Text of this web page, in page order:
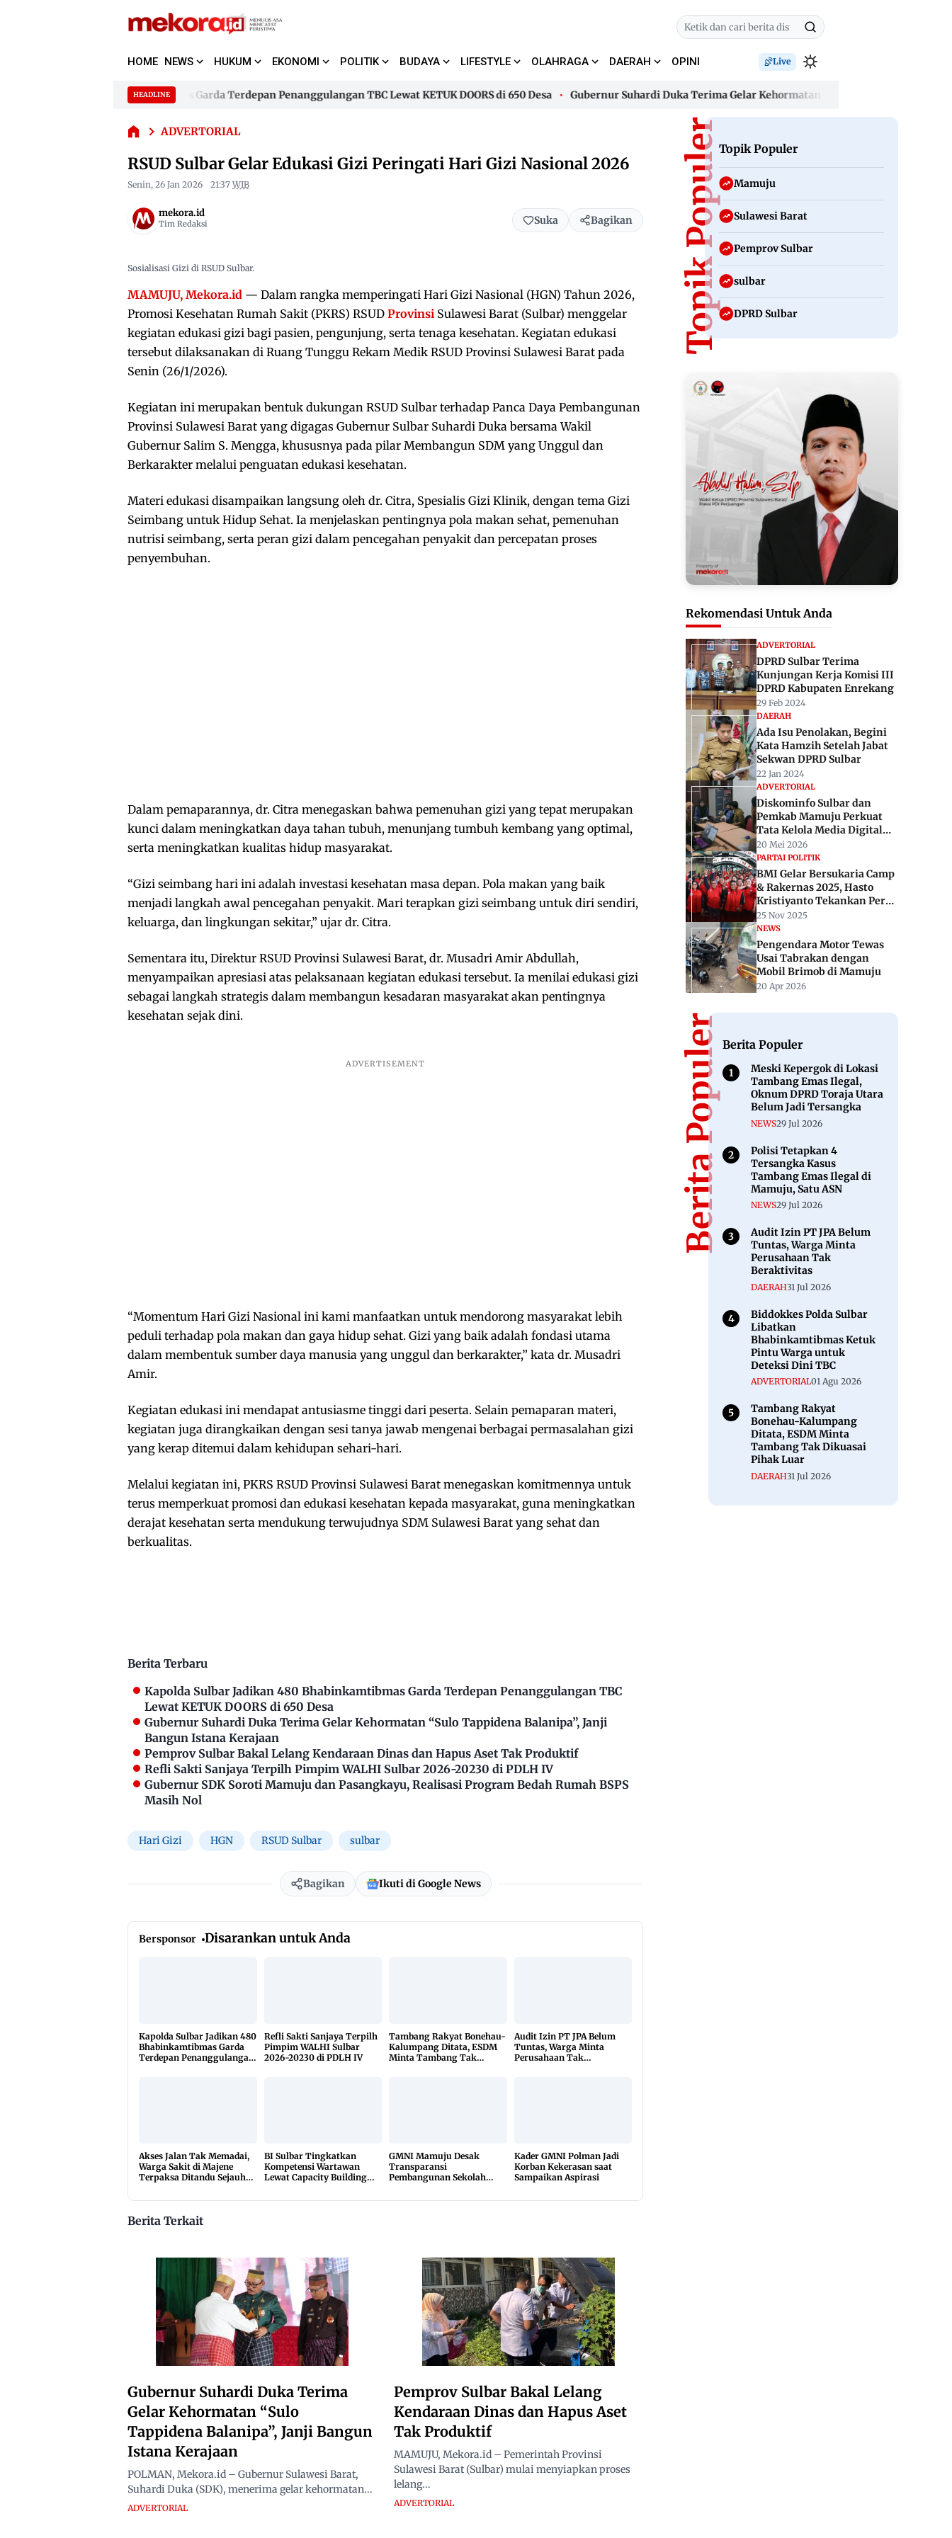
HOME NEWS HUKUM EKONOMI POLITIK BUDAYA LIFESTYLE OLAHRAGA DAERAH OPINI Live
HEADLINE
Jadikan 480 Bhabinkamtibmas Garda Terdepan Penanggulangan TBC Lewat KETUK DOORS di 650 Desa Gubernur Suhardi Duka Terima Gelar Kehormatan “Sulo Tappidena Balanipa”,
Jadikan 480 Bhabinkamtibmas Garda Terdepan Penanggulangan TBC Lewat KETUK DOORS di 650 Desa Gubernur Suhardi Duka Terima Gelar Kehormatan “Sulo Tappidena Balanipa”,
ADVERTORIAL
Sulbar
Gelar
Gizi
Hari Gizi
2026
RSUD Sulbar Gelar Edukasi Gizi Peringati Hari Gizi Nasional 2026
Senin, 26 Jan 2026 21:37 WIB
mekora.id
Tim Redaksi Suka Bagikan
Sosialisasi Gizi di RSUD Sulbar.
MAMUJU, Mekora.id — Dalam rangka memperingati Hari Gizi Nasional (HGN) Tahun 2026,
Promosi Kesehatan Rumah Sakit (PKRS) RSUD Provinsi Sulawesi Barat (Sulbar) menggelar
kegiatan edukasi gizi bagi pasien, pengunjung, serta tenaga kesehatan. Kegiatan edukasi
tersebut dilaksanakan di Ruang Tunggu Rekam Medik RSUD Provinsi Sulawesi Barat pada
Senin (26/1/2026).
Kegiatan ini merupakan bentuk dukungan RSUD Sulbar terhadap Panca Daya Pembangunan
Provinsi Sulawesi Barat yang digagas Gubernur Sulbar Suhardi Duka bersama Wakil
Gubernur Salim S. Mengga, khususnya pada pilar Membangun SDM yang Unggul dan
Berkarakter melalui penguatan edukasi kesehatan.
Materi edukasi disampaikan langsung oleh dr. Citra, Spesialis Gizi Klinik, dengan tema Gizi
Seimbang untuk Hidup Sehat. Ia menjelaskan pentingnya pola makan sehat, pemenuhan
nutrisi seimbang, serta peran gizi dalam pencegahan penyakit dan percepatan proses
penyembuhan.
Dalam pemaparannya, dr. Citra menegaskan bahwa pemenuhan gizi yang tepat merupakan
kunci dalam meningkatkan daya tahan tubuh, menunjang tumbuh kembang yang optimal,
serta meningkatkan kualitas hidup masyarakat.
“Gizi seimbang hari ini adalah investasi kesehatan masa depan. Pola makan yang baik
menjadi langkah awal pencegahan penyakit. Mari terapkan gizi seimbang untuk diri sendiri,
keluarga, dan lingkungan sekitar,” ujar dr. Citra.
Sementara itu, Direktur RSUD Provinsi Sulawesi Barat, dr. Musadri Amir Abdullah,
menyampaikan apresiasi atas pelaksanaan kegiatan edukasi tersebut. Ia menilai edukasi gizi
sebagai langkah strategis dalam membangun kesadaran masyarakat akan pentingnya
kesehatan sejak dini.
“Momentum Hari Gizi Nasional ini kami manfaatkan untuk mendorong masyarakat lebih
peduli terhadap pola makan dan gaya hidup sehat. Gizi yang baik adalah fondasi utama
dalam membentuk sumber daya manusia yang unggul dan berkarakter,” kata dr. Musadri
Amir.
Kegiatan edukasi ini mendapat antusiasme tinggi dari peserta. Selain pemaparan materi,
kegiatan juga dirangkaikan dengan sesi tanya jawab mengenai berbagai permasalahan gizi
yang kerap ditemui dalam kehidupan sehari-hari.
Melalui kegiatan ini, PKRS RSUD Provinsi Sulawesi Barat menegaskan komitmennya untuk
terus memperkuat promosi dan edukasi kesehatan kepada masyarakat, guna meningkatkan
derajat kesehatan serta mendukung terwujudnya SDM Sulawesi Barat yang sehat dan
berkualitas.
Berita Terbaru
Kapolda Sulbar Jadikan 480 Bhabinkamtibmas Garda Terdepan Penanggulangan TBC
Lewat KETUK DOORS di 650 Desa
Gubernur Suhardi Duka Terima Gelar Kehormatan “Sulo Tappidena Balanipa”, Janji
Bangun Istana Kerajaan
Pemprov Sulbar Bakal Lelang Kendaraan Dinas dan Hapus Aset Tak Produktif
Refli Sakti Sanjaya Terpilh Pimpim WALHI Sulbar 2026-20230 di PDLH IV
Gubernur SDK Soroti Mamuju dan Pasangkayu, Realisasi Program Bedah Rumah BSPS
Masih Nol
Hari Gizi HGN RSUD Sulbar sulbar
Bagikan Ikuti di Google News
Bersponsor Disarankan untuk Anda
Kapolda Sulbar Jadikan 480
Bhabinkamtibmas Garda
Terdepan Penanggulangan
Refli Sakti Sanjaya Terpilh
Pimpim WALHI Sulbar
2026-20230 di PDLH IV
Tambang Rakyat Bonehau-
Kalumpang Ditata, ESDM
Minta Tambang Tak
Audit Izin PT JPA Belum
Tuntas, Warga Minta
Perusahaan Tak
Akses Jalan Tak Memadai,
Warga Sakit di Majene
Terpaksa Ditandu Sejauh
BI Sulbar Tingkatkan
Kompetensi Wartawan
Lewat Capacity Building
GMNI Mamuju Desak
Transparansi
Pembangunan Sekolah
Material Dibuka
Kader GMNI Polman Jadi
Korban Kekerasan saat
Sampaikan Aspirasi
Berita Terkait
Gubernur Suhardi Duka Terima
Gelar Kehormatan “Sulo
Tappidena Balanipa”, Janji Bangun
Istana Kerajaan
POLMAN, Mekora.id – Gubernur Sulawesi Barat,
Suhardi Duka (SDK), menerima gelar kehormatan...
ADVERTORIAL
Pemprov Sulbar Bakal Lelang
Kendaraan Dinas dan Hapus Aset
Tak Produktif
MAMUJU, Mekora.id – Pemerintah Provinsi
Sulawesi Barat (Sulbar) mulai menyiapkan proses
lelang...
ADVERTORIAL
Topik PopulerTopik Populer
Mamuju
Sulawesi Barat
Pemprov Sulbar
sulbar
DPRD Sulbar
Rekomendasi Untuk Anda
ADVERTORIAL
DPRD Sulbar Terima
Kunjungan Kerja Komisi III
DPRD Kabupaten Enrekang
29 Feb 2024
DAERAH
Ada Isu Penolakan, Begini
Kata Hamzih Setelah Jabat
Sekwan DPRD Sulbar
22 Jan 2024
ADVERTORIAL
Diskominfo Sulbar dan
Pemkab Mamuju Perkuat
Tata Kelola Media Digital
Pemerintah
20 Mei 2026
PARTAI POLITIK
BMI Gelar Bersukaria Camp
& Rakernas 2025, Hasto
Kristiyanto Tekankan Peran
Strategis Anak Muda
Hadapi Tantangan Zaman
25 Nov 2025
NEWS
Pengendara Motor Tewas
Usai Tabrakan dengan
Mobil Brimob di Mamuju
20 Apr 2026
Berita PopulerBerita Populer
Meski Kepergok di Lokasi
Tambang Emas Ilegal,
Oknum DPRD Toraja Utara
Belum Jadi Tersangka
NEWS29 Jul 2026
Polisi Tetapkan 4
Tersangka Kasus
Tambang Emas Ilegal di
Mamuju, Satu ASN
NEWS29 Jul 2026
Audit Izin PT JPA Belum
Tuntas, Warga Minta
Perusahaan Tak
Beraktivitas
DAERAH31 Jul 2026
Biddokkes Polda Sulbar
Libatkan
Bhabinkamtibmas Ketuk
Pintu Warga untuk
Deteksi Dini TBC
ADVERTORIAL01 Agu 2026
Tambang Rakyat
Bonehau-Kalumpang
Ditata, ESDM Minta
Tambang Tak Dikuasai
Pihak Luar
DAERAH31 Jul 2026